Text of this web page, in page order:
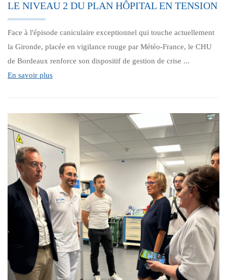
LE NIVEAU 2 DU PLAN HÔPITAL EN TENSION
Face à l'épisode caniculaire exceptionnel qui touche actuellement
la Gironde, placée en vigilance rouge par Météo-France, le CHU
de Bordeaux renforce son dispositif de gestion de crise ...
En savoir plus